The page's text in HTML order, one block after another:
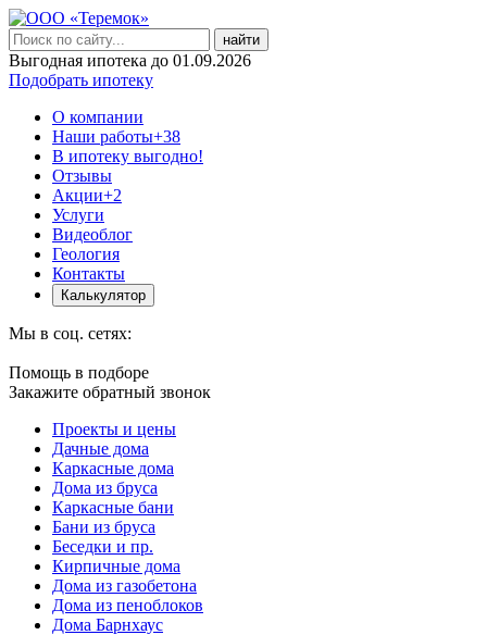
найти
Выгодная ипотека до 01.09.2026
Подобрать ипотеку
О компании
Наши работы+38
В ипотеку выгодно!
Отзывы
Акции+2
Услуги
Видеоблог
Геология
Контакты
Калькулятор
Мы в соц. сетях:
Помощь в подборе
Закажите обратный звонок
Проекты и цены
Дачные дома
Каркасные дома
Дома из бруса
Каркасные бани
Бани из бруса
Беседки и пр.
Кирпичные дома
Дома из газобетона
Дома из пеноблоков
Дома Барнхаус